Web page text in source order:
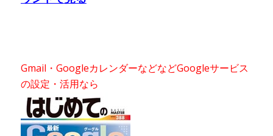
Gmail・GoogleカレンダーなどなどGoogleサービス
の設定・活用なら